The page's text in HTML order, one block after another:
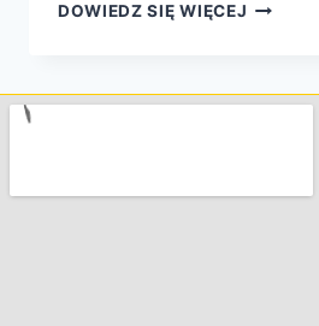
DOWIEDZ SIĘ WIĘCEJ